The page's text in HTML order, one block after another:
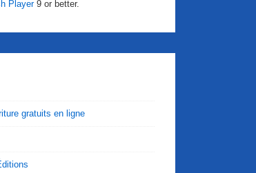
Player9 or better.
gratuits en ligne